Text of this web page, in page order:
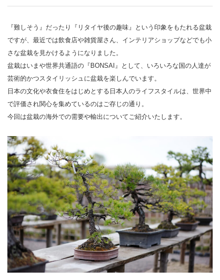
『難しそう』だったり『リタイヤ後の趣味』という印象をもたれる盆栽
ですが、最近では飲食店や雑貨屋さん、インテリアショップなどでも小
さな盆栽を見かけるようになりました。
盆栽はいまや世界共通語の『BONSAI』として、いろいろな国の人達が
芸術的かつスタイリッシュに盆栽を楽しんでいます。
日本の文化や衣食住をはじめとする日本人のライフスタイルは、世界中
で評価され関心を集めているのはご存じの通り。
今回は盆栽の海外での需要や輸出についてご紹介いたします。